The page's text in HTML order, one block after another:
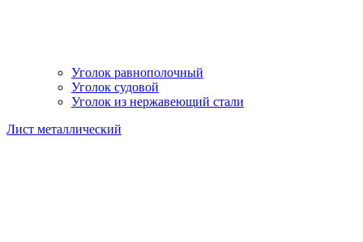
Уголок равнополочный
Уголок судовой
Уголок из нержавеющий стали
Лист металлический